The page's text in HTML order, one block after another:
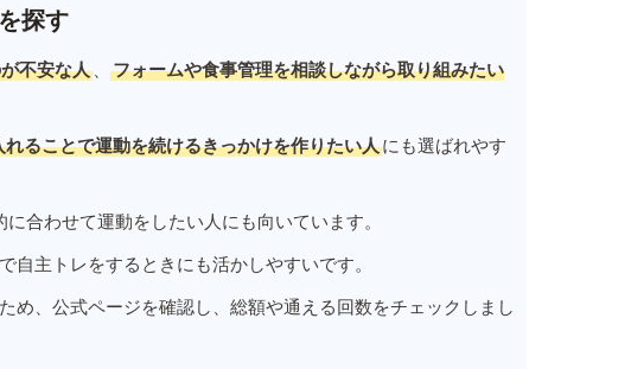
探す
不安な人 、
フォームや食事管理を相談しながら取り組みたい
れることで運動を続けるきっかけを作りたい人にも選ばれやす
合わせて運動をしたい人にも向いています。
主トレをするときにも活かしやすいです。
め、公式ページを確認し、総額や通える回数をチェックしまし